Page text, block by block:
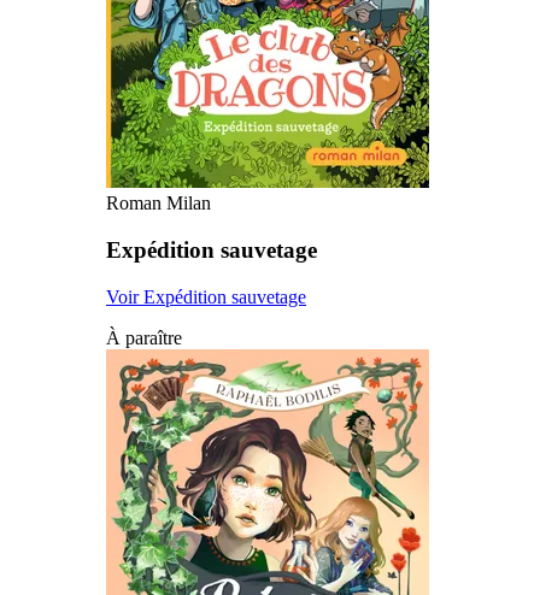
Roman Milan
Expédition sauvetage
Voir Expédition sauvetage
À paraître